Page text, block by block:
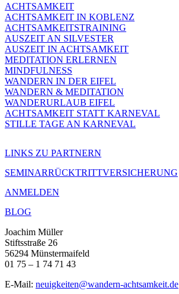
ACHTSAMKEIT
ACHTSAMKEIT IN KOBLENZ
ACHTSAMKEITSTRAINING
AUSZEIT AN SILVESTER
AUSZEIT IN ACHTSAMKEIT
MEDITATION ERLERNEN
MINDFULNESS
WANDERN IN DER EIFEL
WANDERN & MEDITATION
WANDERURLAUB EIFEL
ACHTSAMKEIT STATT KARNEVAL
STILLE TAGE AN KARNEVAL
LINKS ZU PARTNERN
SEMINARRÜCKTRITTVERSICHERUNG
ANMELDEN
BLOG
Joachim Müller
Stiftsstraße 26
56294 Münstermaifeld
01 75 – 1 74 71 43
E-Mail: neuigkeiten@wandern-achtsamkeit.de